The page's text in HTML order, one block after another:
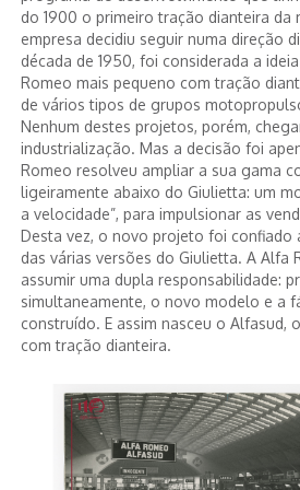
do 1900 o primeiro tração dianteira da
empresa decidiu seguir numa direção
década de 1950, foi considerada a
Romeo mais pequeno com tração
de vários tipos de grupos
Nenhum destes projetos, porém,
industrialização. Mas a decisão foi
Romeo resolveu ampliar a sua gama
ligeiramente abaixo do Giulietta: um
a velocidade”, para impulsionar as
Desta vez, o novo projeto foi confiado
das várias versões do Giulietta. A Alfa
assumir uma dupla responsabilidade:
simultaneamente, o novo modelo e a
construído. E assim nasceu o Alfasud,
com tração dianteira.